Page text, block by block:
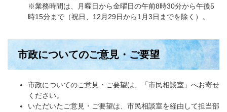
※業務時間は、月曜日から金曜日の午前8時30分から午後5
時15分まで（祝日、12月29日から1月3日までを除く）。
市政についてのご意見・ご要望
市政についてのご意見・ご要望は、「市民相談室」へお寄せ
ください。
いただいたご意見・ご要望は、市民相談室を経由して担当部